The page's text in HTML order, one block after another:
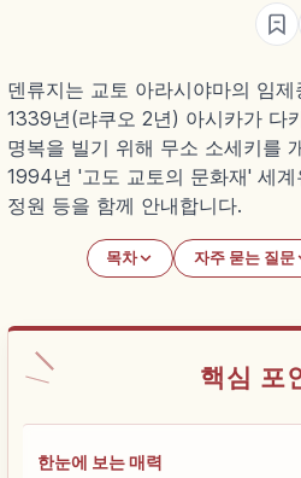
덴류지는 교토 아라시야마의 임
1339년(랴쿠오 2년) 아시카가 다
명복을 빌기 위해 무소 소세키를
1994년 '고도 교토의 문화재' 세
정원 등을 함께 안내합니다.
목차 자주 묻는 질문
핵심 포
한눈에 보는 매력